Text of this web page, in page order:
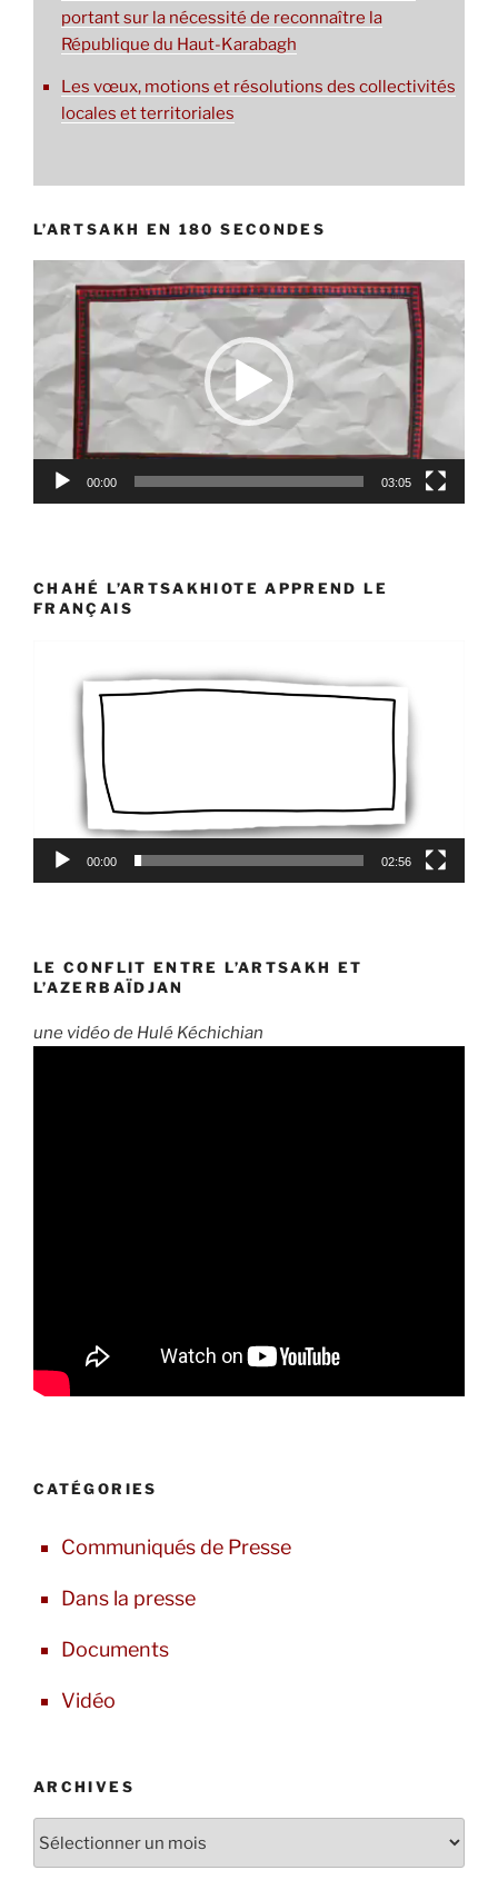
portant sur la nécessité de reconnaître la
République du Haut-Karabagh
Les vœux, motions et résolutions des collectivités
locales et territoriales
L’ARTSAKH EN 180 SECONDES
vidéo
00:00 03:05
CHAHÉ L’ARTSAKHIOTE APPREND LE
FRANÇAIS
00:00 02:56
LE CONFLIT ENTRE L’ARTSAKH ET
L’AZERBAÏDJAN
une vidéo de Hulé Kéchichian
CATÉGORIES
Communiqués de Presse
Dans la presse
Documents
Vidéo
ARCHIVES